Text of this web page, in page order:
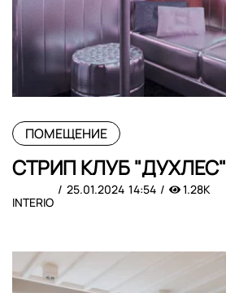
ПОМЕЩЕНИЕ
СТРИП КЛУБ "ДУХЛЕС"
INTERIO
25.01.2024 14:54 1.28K